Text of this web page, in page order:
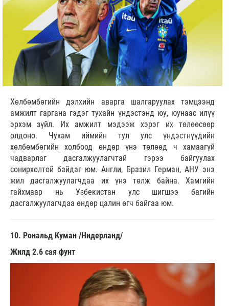
Хөлбөмбөгийн дэлхийн аварга шалгаруулах тэмцээнд
амжилт гаргана гэдэг тухайн үндэстэнд юу, юунаас илүү
эрхэм зүйл. Их амжилт мэдээж хэрэг их төлөөсөөр
олдоно. Чухам иймийн тул улс үндэстнүүдийн
хөлбөмбөгийн холбоод өндөр үнэ төлөөд ч хамаагүй
чадварлаг дасгалжуулагчтай гэрээ байгуулах
сонирхолтой байдаг юм. Англи, Бразил Герман, АНУ энэ
жил дасгалжуулагчдаа их үнэ төлж байна. Хамгийн
гайхмаар нь Узбекистан улс шигшээ багийн
дасгалжуулагчдаа өндөр цалин өгч байгаа юм.
10. Рональд Куман /Нидерланд/
Жилд 2.6 сая фунт